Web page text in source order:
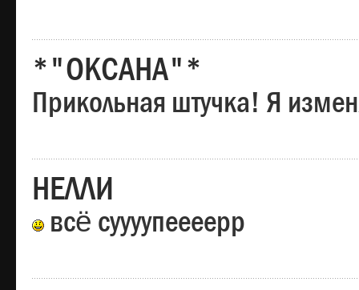
*"ОКСАНА"*
Прикольная штучка! Я
НЕЛЛИ
всё суууупеееерр